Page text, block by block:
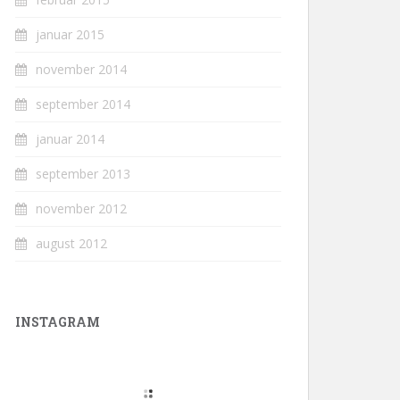
januar 2015
november 2014
september 2014
januar 2014
september 2013
november 2012
august 2012
INSTAGRAM